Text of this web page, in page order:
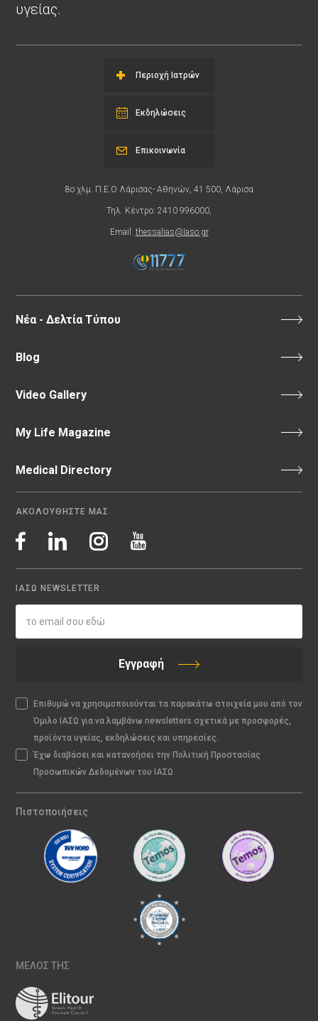
υγείας.
Περιοχή Ιατρών
Εκδηλώσεις
8ο χλμ. Π.Ε.Ο Λάρισας- Αθηνών, 41 500, Λάρισα
Τηλ. Κέντρο: 2410 996000,
Email: thessalias@Iaso.gr
Επικοινωνία
Νέα - Δελτία Τύπου
Blog
Video Gallery
My Life Magazine
Medical Directory
ΑΚΟΛΟΥΘΗΣΤΕ ΜΑΣ
ΙΑΣΩ NEWSLETTER
Εγγραφή
Επιθυμώ να χρησιμοποιούνται τα παρακάτω στοιχεία μου από τον
Όμιλο ΙΑΣΩ για να λαμβάνω newsletters σχετικά με προσφορές,
προϊόντα υγείας, εκδηλώσεις και υπηρεσίες.
Έχω διαβάσει και κατανοήσει την Πολιτική Προστασίας
Προσωπικών Δεδομένων του ΙΑΣΩ
Πιστοποιήσεις
ΜΕΛΟΣ ΤΗΣ